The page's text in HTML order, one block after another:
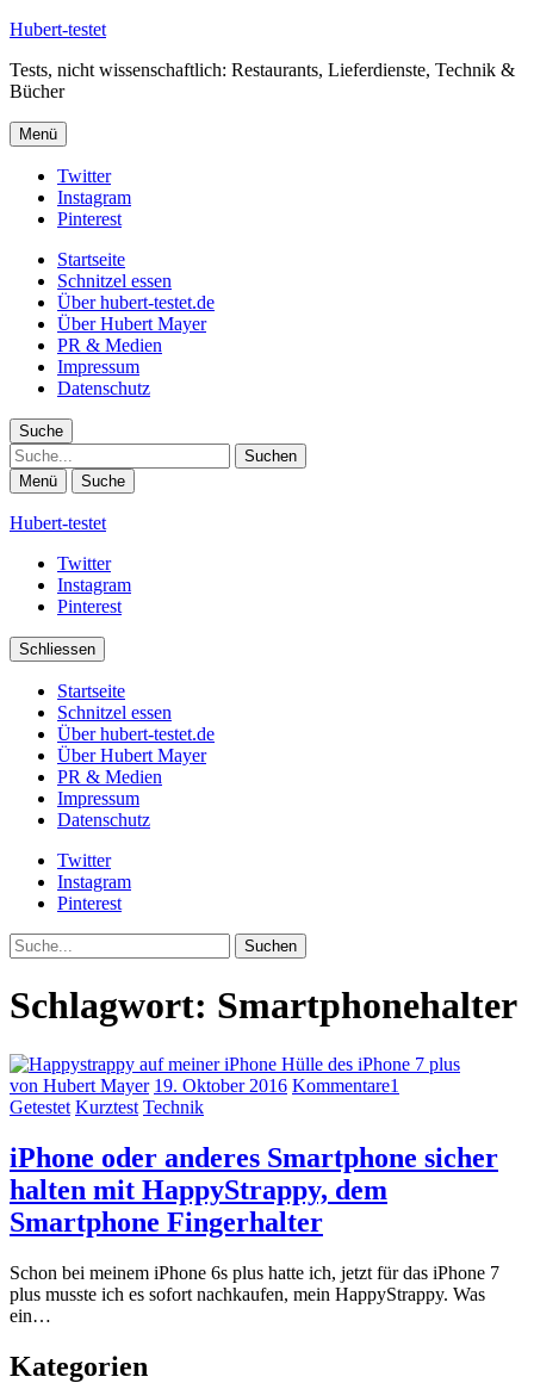
Hubert-testet
Tests, nicht wissenschaftlich: Restaurants, Lieferdienste, Technik &
Bücher
Menü
Twitter
Instagram
Pinterest
Startseite
Schnitzel essen
Über hubert-testet.de
Über Hubert Mayer
PR & Medien
Impressum
Datenschutz
Suche
Suche
Menü Suche
Hubert-testet
Twitter
Instagram
Pinterest
Schliessen
Startseite
Schnitzel essen
Über hubert-testet.de
Über Hubert Mayer
PR & Medien
Impressum
Datenschutz
Twitter
Instagram
Pinterest
Suche
Schlagwort: Smartphonehalter
von Hubert Mayer 19. Oktober 2016 Kommentare1
Getestet Kurztest Technik
iPhone oder anderes Smartphone sicher
halten mit HappyStrappy, dem
Smartphone Fingerhalter
Schon bei meinem iPhone 6s plus hatte ich, jetzt für das iPhone 7
plus musste ich es sofort nachkaufen, mein HappyStrappy. Was
ein…
Kategorien